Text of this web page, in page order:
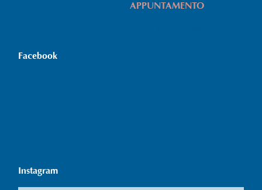
APPUNTAMENTO
Facebook
Instagram